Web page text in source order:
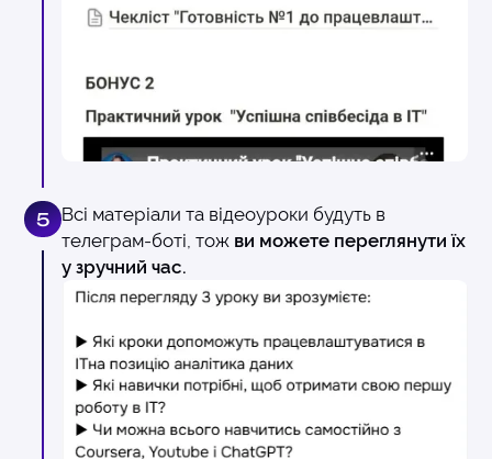
5 Всі матеріали та відеоуроки будуть в
телеграм-боті, тож ви можете переглянути їх
у зручний час.